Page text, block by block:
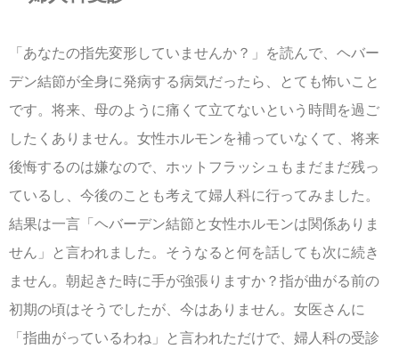
「あなたの指先変形していませんか？」を読んで、ヘバー
デン結節が全身に発病する病気だったら、とても怖いこと
です。将来、母のように痛くて立てないという時間を過ご
したくありません。女性ホルモンを補っていなくて、将来
後悔するのは嫌なので、ホットフラッシュもまだまだ残っ
ているし、今後のことも考えて婦人科に行ってみました。
結果は一言「ヘバーデン結節と女性ホルモンは関係ありま
せん」と言われました。そうなると何を話しても次に続き
ません。朝起きた時に手が強張りますか？指が曲がる前の
初期の頃はそうでしたが、今はありません。女医さんに
「指曲がっているわね」と言われただけで、婦人科の受診